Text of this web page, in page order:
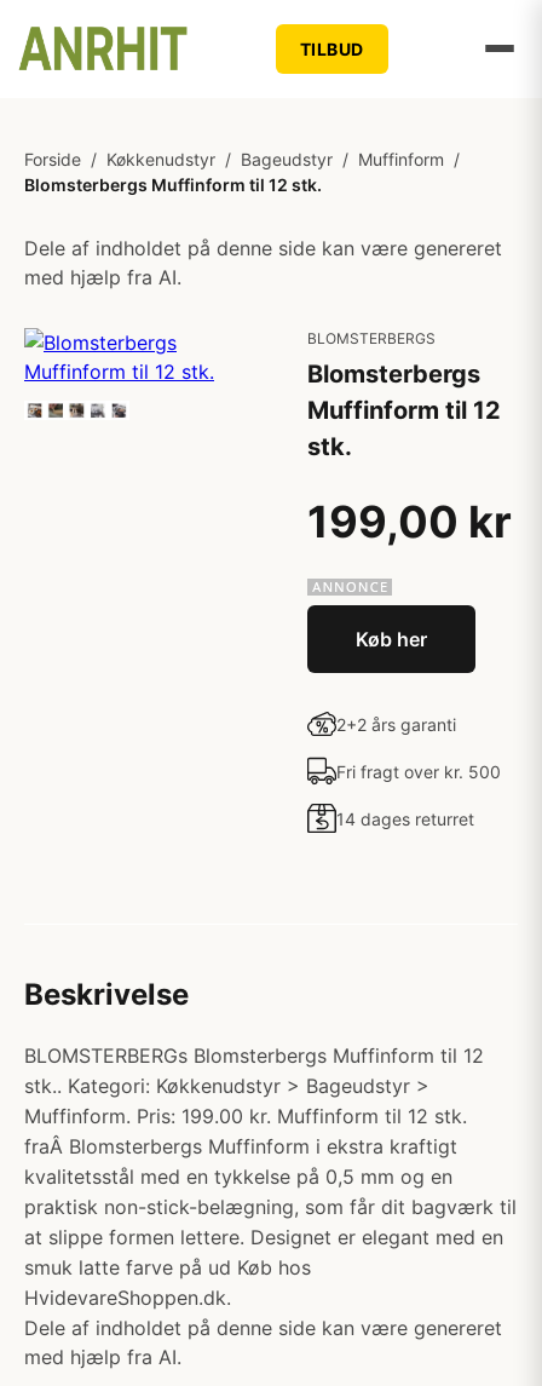
TILBUD
Forside / Køkkenudstyr / Bageudstyr / Muffinform /
Blomsterbergs Muffinform til 12 stk.
Dele af indholdet på denne side kan være genereret
med hjælp fra AI.
BLOMSTERBERGS
Blomsterbergs
Muffinform til 12
stk.
199,00 kr
Køb her
2+2 års garanti
Fri fragt over kr. 500
14 dages returret
Beskrivelse
BLOMSTERBERGs Blomsterbergs Muffinform til 12
stk.. Kategori: Køkkenudstyr > Bageudstyr >
Muffinform. Pris: 199.00 kr. Muffinform til 12 stk.
fraÂ Blomsterbergs Muffinform i ekstra kraftigt
kvalitetsstål med en tykkelse på 0,5 mm og en
praktisk non-stick-belægning, som får dit bagværk til
at slippe formen lettere. Designet er elegant med en
smuk latte farve på ud Køb hos
HvidevareShoppen.dk.
Dele af indholdet på denne side kan være genereret
med hjælp fra AI.